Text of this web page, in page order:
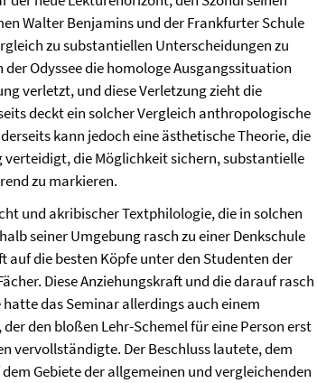
Walter Benjamins und der Frankfurter Schule
zu substantiellen Unterscheidungen zu
Odyssee die homologe Ausgangssituation
verletzt, und diese Verletzung zieht die
deckt ein solcher Vergleich anthropologische
kann jedoch eine ästhetische Theorie, die
verteidigt, die Möglichkeit sichern, substantielle
zu markieren.
und akribischer Textphilologie, die in solchen
seiner Umgebung rasch zu einer Denkschule
die besten Köpfe unter den Studenten der
Diese Anziehungskraft und die darauf rasch
das Seminar allerdings auch einem
den bloßen Lehr-Schemel für eine Person erst
vervollständigte. Der Beschluss lautete, dem
Gebiete der allgemeinen und vergleichenden